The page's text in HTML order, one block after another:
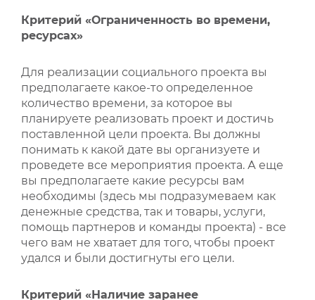
Критерий «Ограниченность во времени,
ресурсах»
Для реализации социального проекта вы
предполагаете какое-то определенное
количество времени, за которое вы
планируете реализовать проект и достичь
поставленной цели проекта. Вы должны
понимать к какой дате вы организуете и
проведете все мероприятия проекта. А еще
вы предполагаете какие ресурсы вам
необходимы (здесь мы подразумеваем как
денежные средства, так и товары, услуги,
помощь партнеров и команды проекта) - все
чего вам не хватает для того, чтобы проект
удался и были достигнуты его цели.
Критерий «Наличие заранее